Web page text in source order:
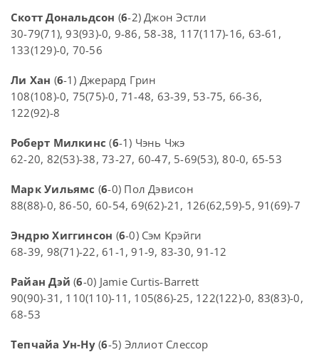
Скотт Дональдсон (6-2) Джон Эстли
30-79(71), 93(93)-0, 9-86, 58-38, 117(117)-16, 63-61,
133(129)-0, 70-56
Ли Хан (6-1) Джерард Грин
108(108)-0, 75(75)-0, 71-48, 63-39, 53-75, 66-36,
122(92)-8
Роберт Милкинс (6-1) Чэнь Чжэ
62-20, 82(53)-38, 73-27, 60-47, 5-69(53), 80-0, 65-53
Марк Уильямс (6-0) Пол Дэвисон
88(88)-0, 86-50, 60-54, 69(62)-21, 126(62,59)-5, 91(69)-7
Эндрю Хиггинсон (6-0) Сэм Крэйги
68-39, 98(71)-22, 61-1, 91-9, 83-30, 91-12
Райан Дэй (6-0) Jamie Curtis-Barrett
90(90)-31, 110(110)-11, 105(86)-25, 122(122)-0, 83(83)-0,
68-53
Тепчайа Ун-Ну(6-5) Эллиот Слессор